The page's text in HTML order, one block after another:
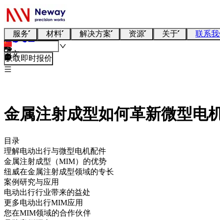
服务 材料 解决方案 资源 关于 联系
中文
获取即时报价
金属注射成型如何革新微型电
目录
理解电动出行与微型电机配件
金属注射成型（MIM）的优势
纽威在金属注射成型领域的专长
案例研究与应用
电动出行行业带来的益处
更多电动出行MIM应用
您在MIM领域的合作伙伴